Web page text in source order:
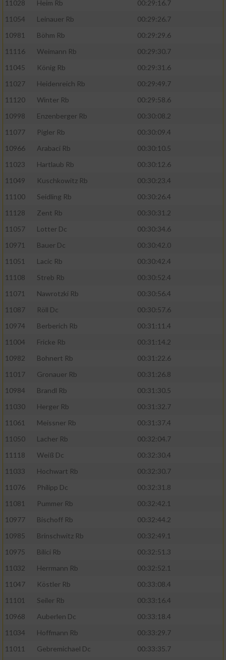
11028 Heim Rb
00:29:16.7
11054
Leinauer Rb
00:29:26.7
10981
Böhm Rb
00:29:29.6
11116
Weimann Rb
00:29:30.7
11045
König Rb
00:29:31.6
11027
Heidenreich Rb
00:29:49.7
11120
Winter Rb
00:29:58.6
10998
Enzenberger Rb
00:30:08.2
11077
Pigler Rb
00:30:09.4
10966
Arabaci Rb
00:30:10.5
11023
Hartlaub Rb
00:30:12.6
11049
Kuschkowitz Rb
00:30:23.4
11100
Seidling Rb
00:30:26.4
11128
Zent Rb
00:30:31.2
11057
Lotter Dc
00:30:34.6
10971
Bauer Dc
00:30:42.0
11051
Lacic Rb
00:30:42.4
11108
Streb Rb
00:30:52.4
11071
Nawrotzki Rb
00:30:56.4
11087
Röll Dc
00:30:57.6
10974
Berberich Rb
00:31:11.4
11004
Fricke Rb
00:31:14.2
10982
Bohnert Rb
00:31:22.6
11017
Gronauer Rb
00:31:26.8
10984
Brandl Rb
00:31:30.5
11030
Herger Rb
00:31:32.7
11061
Meissner Rb
00:31:37.4
11050
Lacher Rb
00:32:04.7
11118
Weiß Dc
00:32:30.4
11033
Hochwart Rb
00:32:30.7
11076
Philipp Dc
00:32:31.8
11081
Pummer Rb
00:32:42.1
10977
Bischoff Rb
00:32:44.2
10985
Brinschwitz Rb
00:32:49.1
10975
Bilici Rb
00:32:51.3
11032
Herrmann Rb
00:32:52.1
11047
Köstler Rb
00:33:08.4
11101
Seiler Rb
00:33:16.4
10968
Auberlen Dc
00:33:18.4
11034
Hoffmann Rb
00:33:29.7
11011
Gebremichael Dc
00:33:35.7